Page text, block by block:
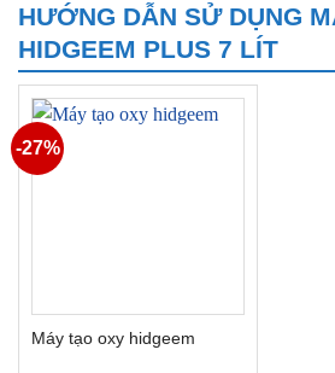
HƯỚNG DẪN SỬ DỤNG
HIDGEEM PLUS 7 LÍT
-27%
Máy tạo oxy hidgeem